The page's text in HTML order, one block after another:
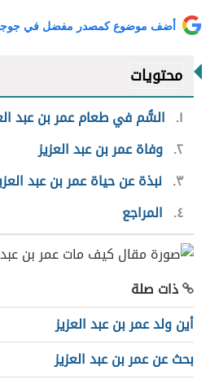
أضف موضوع كمصدر مفضل في
محتويات
١
السُّم في طعام عمر بن عبد
٢ وفاة عمر بن عبد العزيز
٣ نبذة عن حياة عمر بن عبد
٤
المراجع
ذات صلة
أين ولد عمر بن عبد العزيز
بحث عن عمر بن عبد العزيز